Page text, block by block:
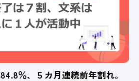
％、５カ月連続前年割れ。